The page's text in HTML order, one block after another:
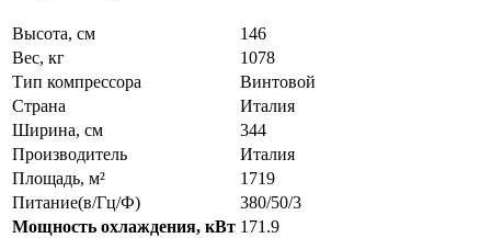
Высота, см
146
Вес, кг
1078
Тип компрессора
Винтовой
Страна
Италия
Ширина, см
344
Производитель
Италия
Площадь, м²
1719
Питание(в/Гц/Ф)
380/50/3
Мощность охлаждения, кВт 171.9